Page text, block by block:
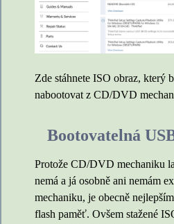
Zde stáhnete ISO obraz, který
nabootovat z CD/DVD
Bootovatelná
Protože CD/DVD mechaniku
nemá a já osobně ani nemám
mechaniku, je obecně
flash paměť. Ovšem stažené